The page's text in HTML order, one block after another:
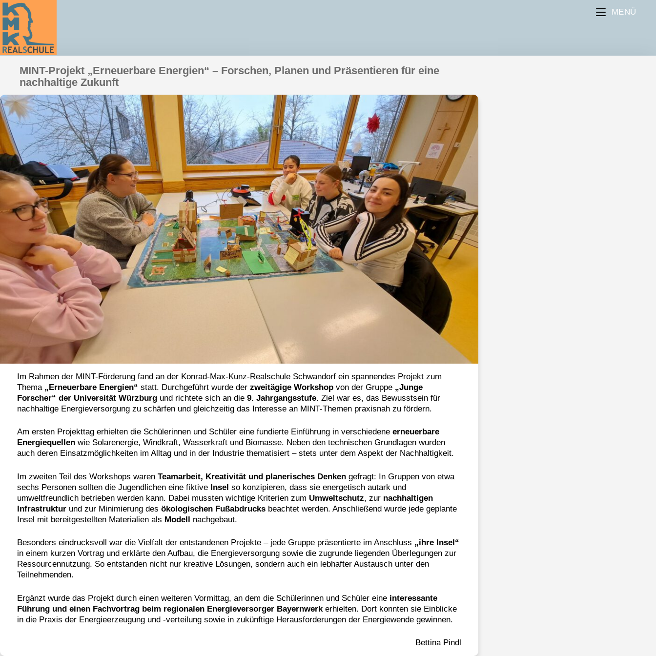
MENÜ
MINT-Projekt „Erneuerbare Energien“ – Forschen, Planen und Präsentieren für eine
nachhaltige Zukunft
Im Rahmen der MINT-Förderung fand an der Konrad-Max-Kunz-Realschule Schwandorf ein spannendes Projekt zum
Thema „Erneuerbare Energien“ statt. Durchgeführt wurde der zweitägige Workshop von der Gruppe „Junge
Forscher“ der Universität Würzburg und richtete sich an die 9. Jahrgangsstufe. Ziel war es, das Bewusstsein für
nachhaltige Energieversorgung zu schärfen und gleichzeitig das Interesse an MINT-Themen praxisnah zu fördern.
Am ersten Projekttag erhielten die Schülerinnen und Schüler eine fundierte Einführung in verschiedene erneuerbare
Energiequellen wie Solarenergie, Windkraft, Wasserkraft und Biomasse. Neben den technischen Grundlagen wurden
auch deren Einsatzmöglichkeiten im Alltag und in der Industrie thematisiert – stets unter dem Aspekt der Nachhaltigkeit.
Im zweiten Teil des Workshops waren Teamarbeit, Kreativität und planerisches Denken gefragt: In Gruppen von etwa
sechs Personen sollten die Jugendlichen eine fiktive Insel so konzipieren, dass sie energetisch autark und
umweltfreundlich betrieben werden kann. Dabei mussten wichtige Kriterien zum Umweltschutz, zur nachhaltigen
Infrastruktur und zur Minimierung des ökologischen Fußabdrucks beachtet werden. Anschließend wurde jede geplante
Insel mit bereitgestellten Materialien als Modell nachgebaut.
Besonders eindrucksvoll war die Vielfalt der entstandenen Projekte – jede Gruppe präsentierte im Anschluss „ihre Insel“
in einem kurzen Vortrag und erklärte den Aufbau, die Energieversorgung sowie die zugrunde liegenden Überlegungen zur
Ressourcennutzung. So entstanden nicht nur kreative Lösungen, sondern auch ein lebhafter Austausch unter den
Teilnehmenden.
Ergänzt wurde das Projekt durch einen weiteren Vormittag, an dem die Schülerinnen und Schüler eine interessante
Führung und einen Fachvortrag beim regionalen Energieversorger Bayernwerk erhielten. Dort konnten sie Einblicke
in die Praxis der Energieerzeugung und -verteilung sowie in zukünftige Herausforderungen der Energiewende gewinnen.
Bettina Pindl